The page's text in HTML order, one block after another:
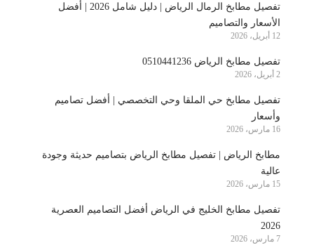
تفصيل مطابخ الرمال الرياض | دليل شامل 2026 | أفضل
الأسعار والتصاميم
12 أبريل، 2026
تفصيل مطابخ الرياض 0510441236
2 أبريل، 2026
تفصيل مطابخ حي الملقا وحي التخصصي | أفضل تصاميم
وأسعار
16 مارس، 2026
مطابخ الرياض | تفصيل مطابخ الرياض بتصاميم حديثة وجودة
عالية
15 مارس، 2026
تفصيل مطابخ الخليج في الرياض أفضل التصاميم العصرية
2026
7 مارس، 2026